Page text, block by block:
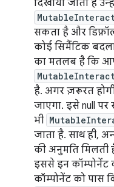
दिखाया जाता है
सकता है और
कोई सिमैंटिक
का मतलब है कि
है. अगर ज़रूरत
जाएगा. इसे null
भी
जाता है. साथ ही,
की अनुमति मिलती
इससे इन कॉम्पोनेंट
कॉम्पोनेंट को पास